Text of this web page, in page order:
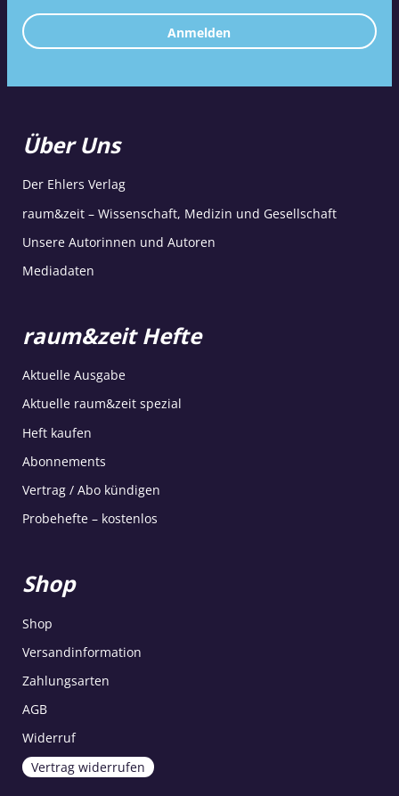
Anmelden
Über Uns
Der Ehlers Verlag
raum&zeit – Wissenschaft, Medizin und Gesellschaft
Unsere Autorinnen und Autoren
Mediadaten
raum&zeit Hefte
Aktuelle Ausgabe
Aktuelle raum&zeit spezial
Heft kaufen
Abonnements
Vertrag / Abo kündigen
Probehefte – kostenlos
Shop
Shop
Versandinformation
Zahlungsarten
AGB
Widerruf
Vertrag widerrufen